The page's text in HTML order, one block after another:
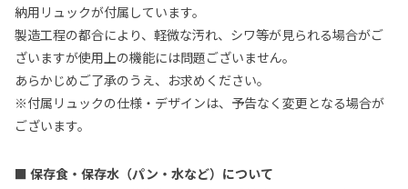
納用リュックが付属しています。
製造工程の都合により、軽微な汚れ、シワ等が見られる場合がご
ざいますが使用上の機能には問題ございません。
あらかじめご了承のうえ、お求めください。
※付属リュックの仕様・デザインは、予告なく変更となる場合が
ございます。
■ 保存食・保存水（パン・水など）について